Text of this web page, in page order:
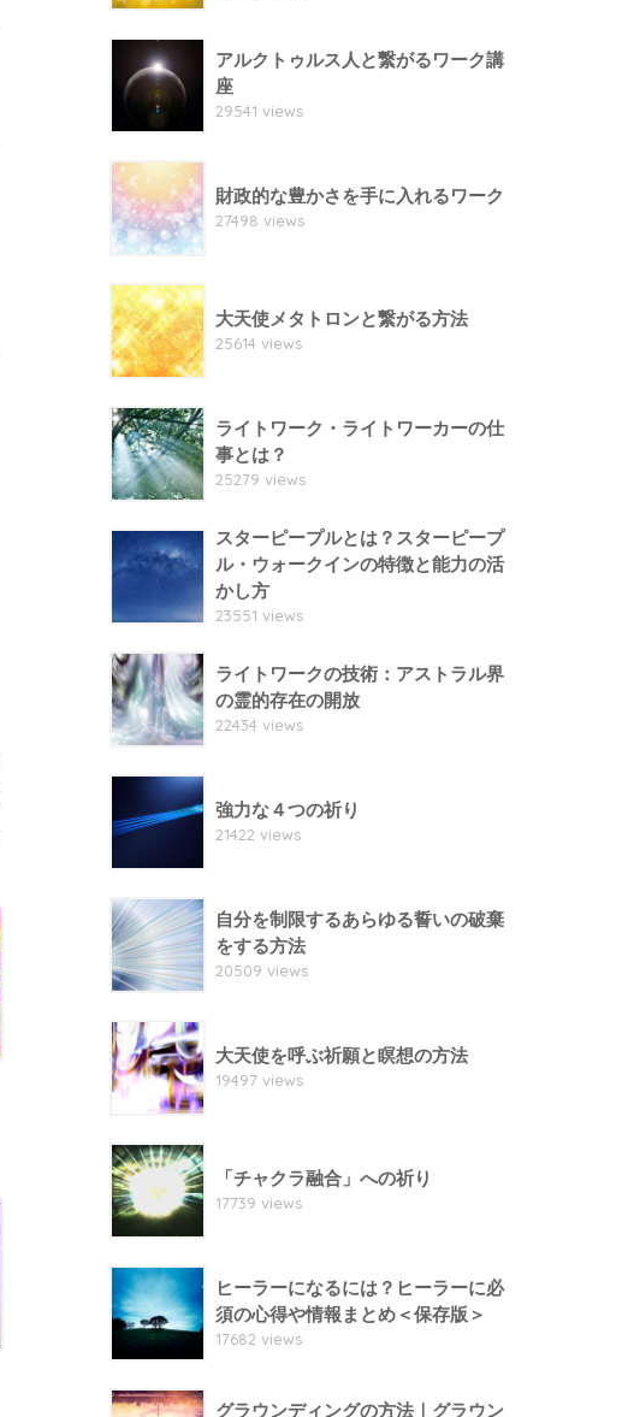
アルクトゥルス人と繋がるワーク講
座
29541 views
財政的な豊かさを手に入れるワーク
27498 views
大天使メタトロンと繋がる方法
25614 views
ライトワーク・ライトワーカーの仕
事とは？
25279 views
スターピープルとは？スターピープ
ル・ウォークインの特徴と能力の活
かし方
23551 views
ライトワークの技術：アストラル界
の霊的存在の開放
22434 views
強力な４つの祈り
21422 views
自分を制限するあらゆる誓いの破棄
をする方法
20509 views
大天使を呼ぶ祈願と瞑想の方法
19497 views
「チャクラ融合」への祈り
17739 views
ヒーラーになるには？ヒーラーに必
須の心得や情報まとめ＜保存版＞
17682 views
グラウンディングの方法｜グラウン